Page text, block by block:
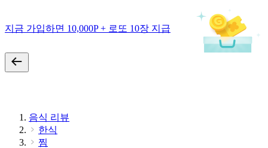
지금 가입하면 10,000P + 로또 10장 지급
음식 리뷰
한식
찜